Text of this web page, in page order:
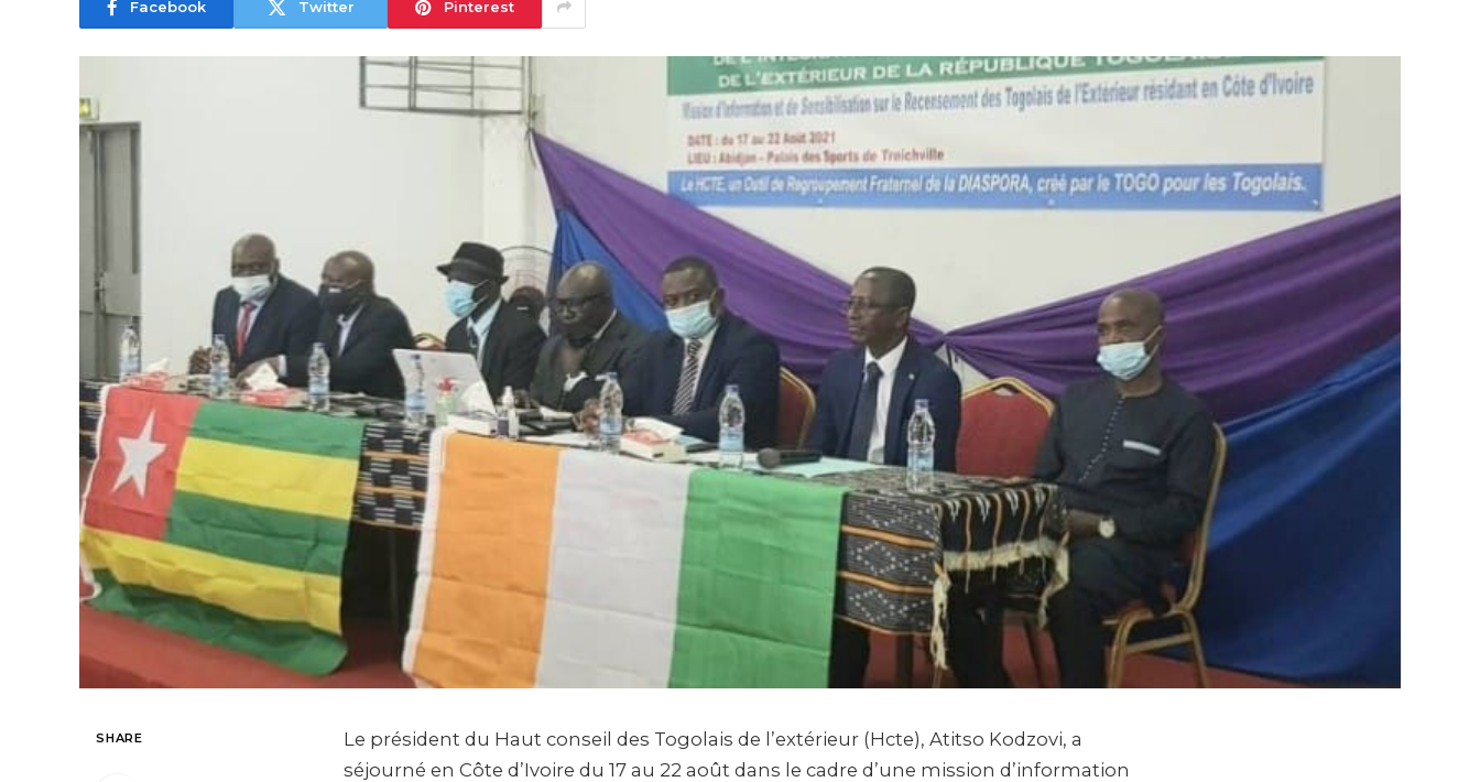
Facebook Twitter Pinterest
SHARE
Le président du Haut conseil des Togolais de l’extérieur (Hcte), Atitso Kodzovi, a
séjourné en Côte d’Ivoire du 17 au 22 août dans le cadre d’une mission d’information